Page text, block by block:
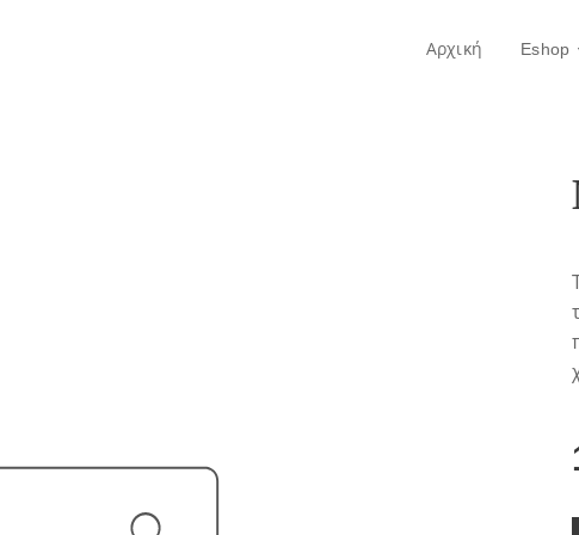
Αρχική Eshop